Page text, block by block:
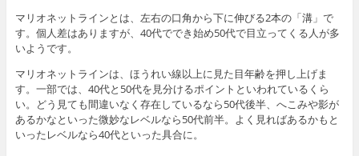
マリオネットラインとは、左右の口角から下に伸びる2本の「溝」で
す。個人差はありますが、40代ででき始め50代で目立ってくる人が多
いようです。
マリオネットラインは、ほうれい線以上に見た目年齢を押し上げま
す。一部では、40代と50代を見分けるポイントといわれているくら
い。どう見ても間違いなく存在しているなら50代後半、へこみや影が
あるかなといった微妙なレベルなら50代前半。よく見ればあるかもと
いったレベルなら40代といった具合に。